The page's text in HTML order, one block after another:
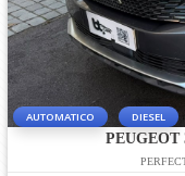
AUTOMATICO DIESEL
PEUGEOT